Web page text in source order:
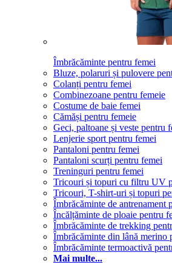
Îmbrăcăminte pentru femei
Bluze, polaruri și pulovere
Colanți pentru femei
Combinezoane pentru femeie
Costume de baie femei
Cămăși pentru femeie
Geci, paltoane și veste pentru
Lenjerie sport pentru femei
Pantaloni pentru femei
Pantaloni scurți pentru femei
Treninguri pentru femei
Tricouri și topuri cu filtru UV
Tricouri, T-shirt-uri și topuri
Îmbrăcăminte de antrenament
Încălțăminte de ploaie pentru
Îmbrăcăminte de trekking
Îmbrăcăminte din lână merino
Îmbrăcăminte termoactivă
Mai multe...